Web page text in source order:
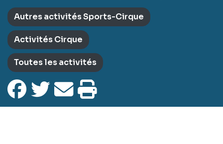
Autres activités Sports-Cirque
Activités Cirque
Toutes les activités